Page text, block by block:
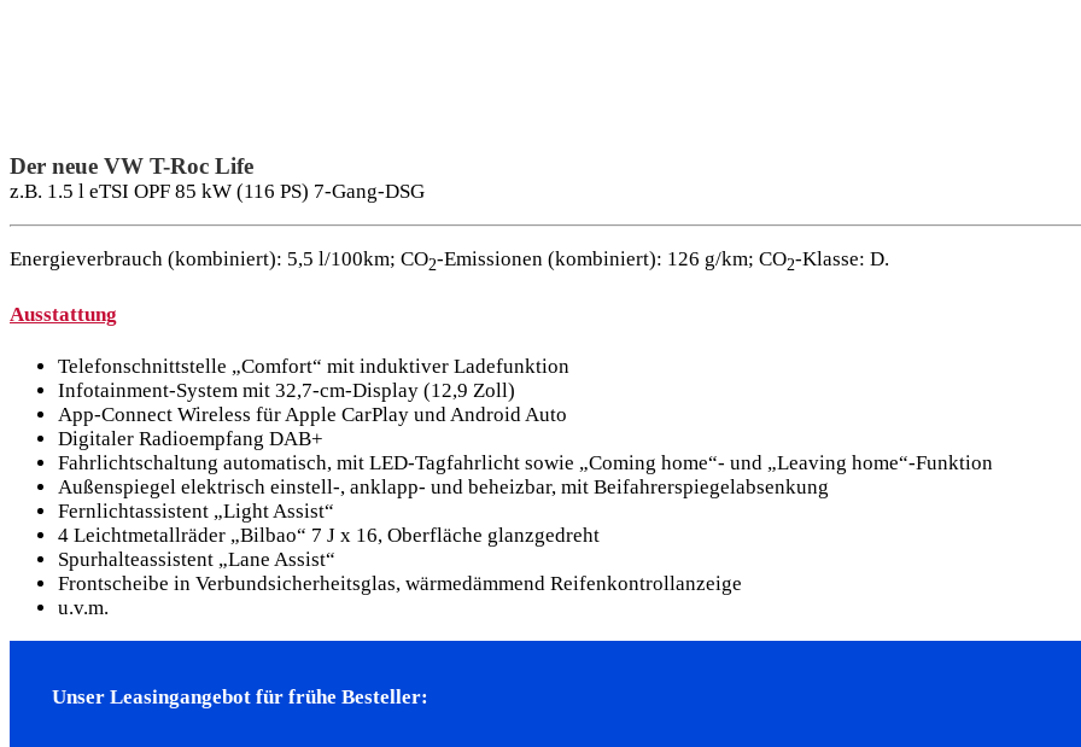
Der neue VW T-Roc Life
z.B. 1.5 l eTSI OPF 85 kW (116 PS) 7-Gang-DSG
Energieverbrauch (kombiniert): 5,5 l/100km; CO2-Emissionen (kombiniert): 126 g/km; CO2-Klasse: D.
Ausstattung
Telefonschnittstelle „Comfort“ mit induktiver Ladefunktion
Infotainment-System mit 32,7-cm-Display (12,9 Zoll)
App-Connect Wireless für Apple CarPlay und Android Auto
Digitaler Radioempfang DAB+
Fahrlichtschaltung automatisch, mit LED-Tagfahrlicht sowie „Coming home“- und „Leaving home“-Funktion
Außenspiegel elektrisch einstell-, anklapp- und beheizbar, mit Beifahrerspiegelabsenkung
Fernlichtassistent „Light Assist“
4 Leichtmetallräder „Bilbao“ 7 J x 16, Oberfläche glanzgedreht
Spurhalteassistent „Lane Assist“
Frontscheibe in Verbundsicherheitsglas, wärmedämmend Reifenkontrollanzeige
u.v.m.
Unser Leasingangebot für frühe Besteller: